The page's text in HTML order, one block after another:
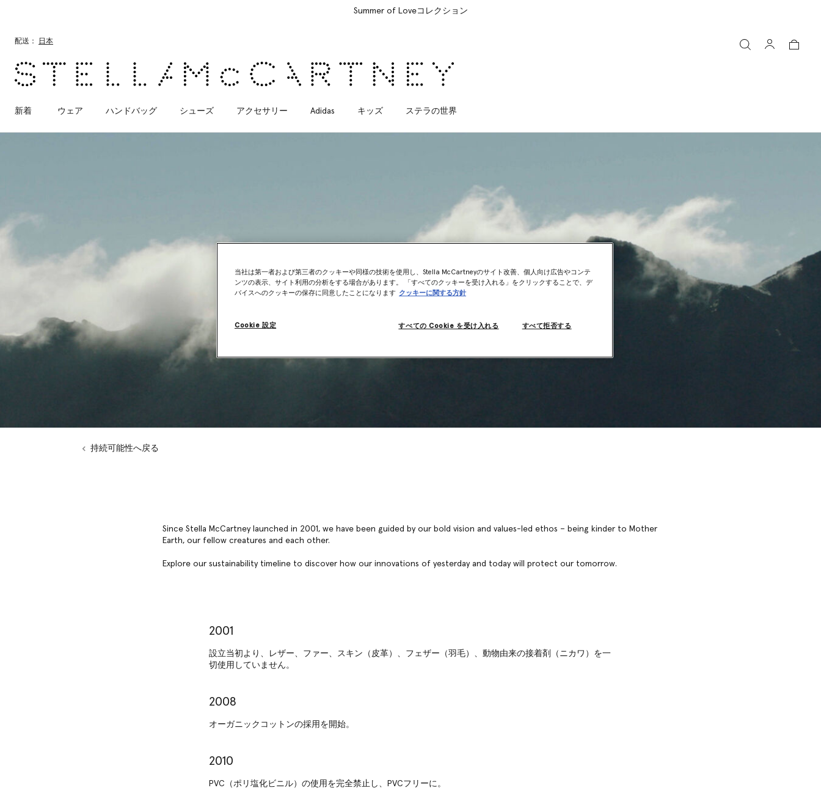
すべてのご注文は無料のエクスプレス配送にてお届けします
配送： 日本
新着 ウェア ハンドバッグ シューズ アクセサリー Adidas キッズ ステラの世界
Sustainability timeline
持続可能性へ戻る
Since Stella McCartney launched in 2001, we have been guided by our bold vision and values-led ethos – being kinder to Mother
Earth, our fellow creatures and each other.
Explore our sustainability timeline to discover how our innovations of yesterday and today will protect our tomorrow.
2001
設立当初より、レザー、ファー、スキン（皮革）、フェザー（羽毛）、動物由来の接着剤（ニカワ）を一
切使用していません。
2008
オーガニックコットンの採用を開始。
2010
PVC（ポリ塩化ビニル）の使用を完全禁止し、PVCフリーに。
当社は第一者および第三者のクッキーや同様の技術を使用し、Stella McCartneyのサイト改善、個人向け広告やコンテ
ンツの表示、サイト利用の分析をする場合があります。 「すべてのクッキーを受け入れる」をクリックすることで、デ
バイスへのクッキーの保存に同意したことになります クッキーに関する方針
Cookie 設定 すべて拒否する
すべての Cookie を受け入れる